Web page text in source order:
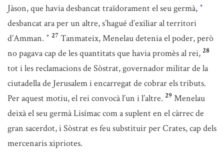
Jàson, que havia desbancat traïdorament el seu germà, *
desbancat ara per un altre, s’hagué d’exiliar al territori
d’Amman. * 27 Tanmateix, Menelau detenia el poder, però
no pagava cap de les quantitats que havia promès al rei, 28
tot i les reclamacions de Sòstrat, governador militar de la
ciutadella de Jerusalem i encarregat de cobrar els tributs.
Per aquest motiu, el rei convocà l’un i l’altre. 29 Menelau
deixà el seu germà Lisímac com a suplent en el càrrec de
gran sacerdot, i Sòstrat es feu substituir per Crates, cap dels
mercenaris xipriotes.